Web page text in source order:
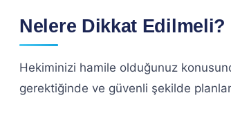
Nelere Dikkat Edilmeli?
Hekiminizi hamile olduğunuz
gerektiğinde ve güvenli şekilde